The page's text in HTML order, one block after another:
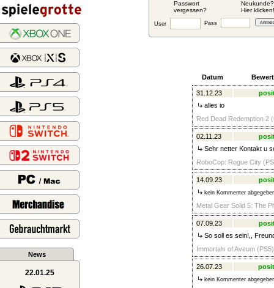
Passwort
vergessen?
Neukunde?
Hier klicken!
User Pass
News
22.01.25
Datum
31.12.23
alles io
Red Dead Redemption 2
02.11.23
Sehr netter Kontakt u
RoboCop: Rogue City
14.09.23
kein Kommenter
Metal Gear Solid 5: The
07.09.23
So soll es sein!,,
Immortals of Aveum
26.07.23
kein Kommenter